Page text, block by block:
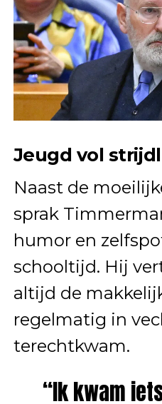
Jeugd vol
Naast de
sprak
humor en
schooltijd. Hij
altijd de
regelmatig in
terechtkwam.
“Ik kwam